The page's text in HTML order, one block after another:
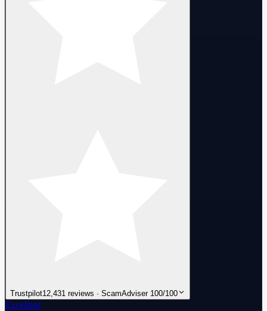
Trustpilot12,431 reviews · ScamAdviser 100/100
Excellent